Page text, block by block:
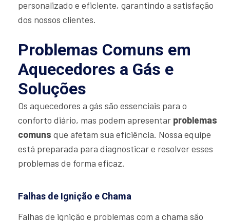
personalizado e eficiente, garantindo a satisfação
dos nossos clientes.
Problemas Comuns em
Aquecedores a Gás e
Soluções
Os aquecedores a gás são essenciais para o
conforto diário, mas podem apresentar problemas
comuns que afetam sua eficiência. Nossa equipe
está preparada para diagnosticar e resolver esses
problemas de forma eficaz.
Falhas de Ignição e Chama
Falhas de ignição e problemas com a chama são